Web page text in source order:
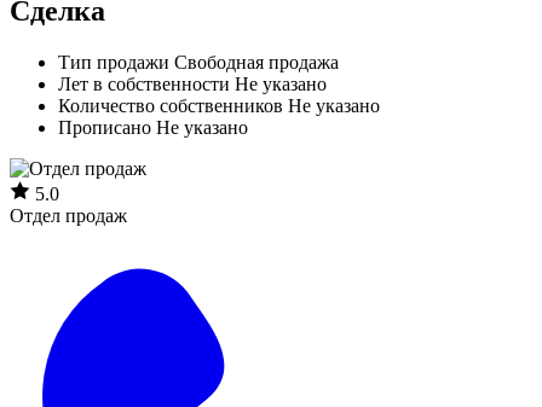
Сделка
Тип продажи Свободная продажа
Лет в собственности Не указано
Количество собственников Не указано
Прописано Не указано
5.0
Отдел продаж